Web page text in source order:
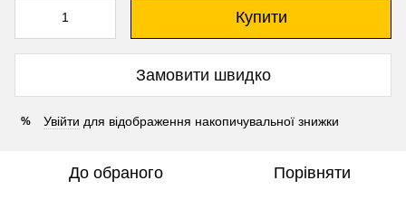
Купити
Замовити швидко
% Увійти для відображення накопичувальної знижки
До обраного Порівняти